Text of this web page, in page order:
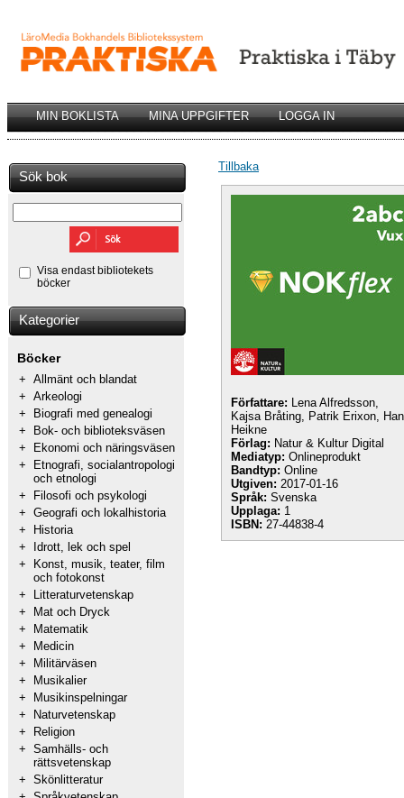
MIN BOKLISTA MINA UPPGIFTER LOGGA IN
Sök bok
Visa endast bibliotekets
böcker
Kategorier
Böcker
+ Allmänt och blandat
+ Arkeologi
+
Biografi med genealogi
+
Bok- och biblioteksväsen
+
Ekonomi och näringsväsen
+
Etnografi, socialantropologi
och etnologi
+
Filosofi och psykologi
+ Geografi och lokalhistoria
+
Historia
+
Idrott, lek och spel
+
Konst, musik, teater, film
och fotokonst
+
Litteraturvetenskap
+
Mat och Dryck
+
Matematik
+
Medicin
+
Militärväsen
+
Musikalier
+
Musikinspelningar
+
Naturvetenskap
+
Religion
+ Samhälls- och
rättsvetenskap
+ Skönlitteratur
Tillbaka
Författare: Lena Alfredsson,
Kajsa Bråting, Patrik Erixon,
Heikne
Förlag: Natur & Kultur Digital
Mediatyp: Onlineprodukt
Bandtyp: Online
Utgiven: 2017-01-16
Språk: Svenska
Upplaga: 1
ISBN: 27-44838-4